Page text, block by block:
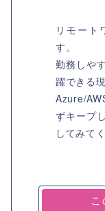
リモート
す。
勤務しや
躍できる
Azure/
ずキープ
してみて